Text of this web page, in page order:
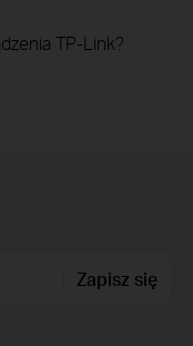
TP-Link?
Zapisz się